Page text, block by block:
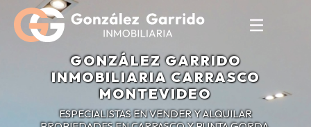
GONZÁLEZ GARRIDO
INMOBILIARIA CARRASCO
MONTEVIDEO
ESPECIALISTAS EN VENDER Y ALQUILAR